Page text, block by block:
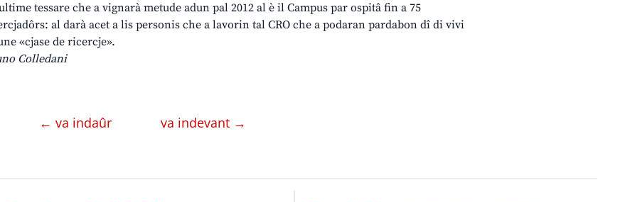
tessare che a vignarà metude adun pal 2012 al è il Campus par ospitâ fin a 75
al darà acet a lis personis che a lavorin tal CRO che a podaran pardabon dî di vivi
«cjase de ricercje».
Colledani
← va indaûr va indevant →